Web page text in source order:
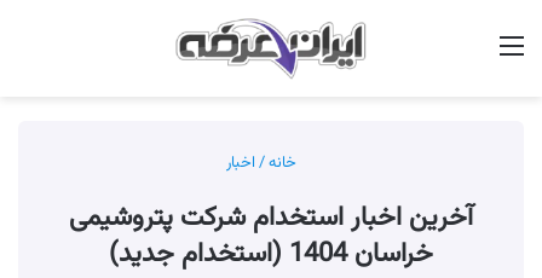
خانه/ اخبار
آخرین اخبار استخدام شرکت پتروشیمی
خراسان 1404 (استخدام جدید)